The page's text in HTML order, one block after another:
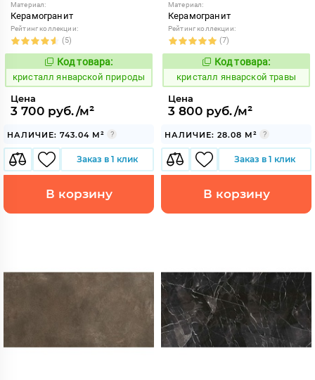
Материал:
Керамогранит
Рейтинг коллекции:
(5)
Код:
827850
Код товара:
кристалл январской природы
Цена
3 700 руб./м²
НАЛИЧИЕ: 743.04 М²
Заказ в 1 клик
В корзину
Материал:
Керамогранит
Рейтинг коллекции:
(7)
Код:
827857
Код товара:
кристалл январской травы
Цена
3 800 руб./м²
НАЛИЧИЕ: 28.08 М²
Заказ в 1 клик
В корзину